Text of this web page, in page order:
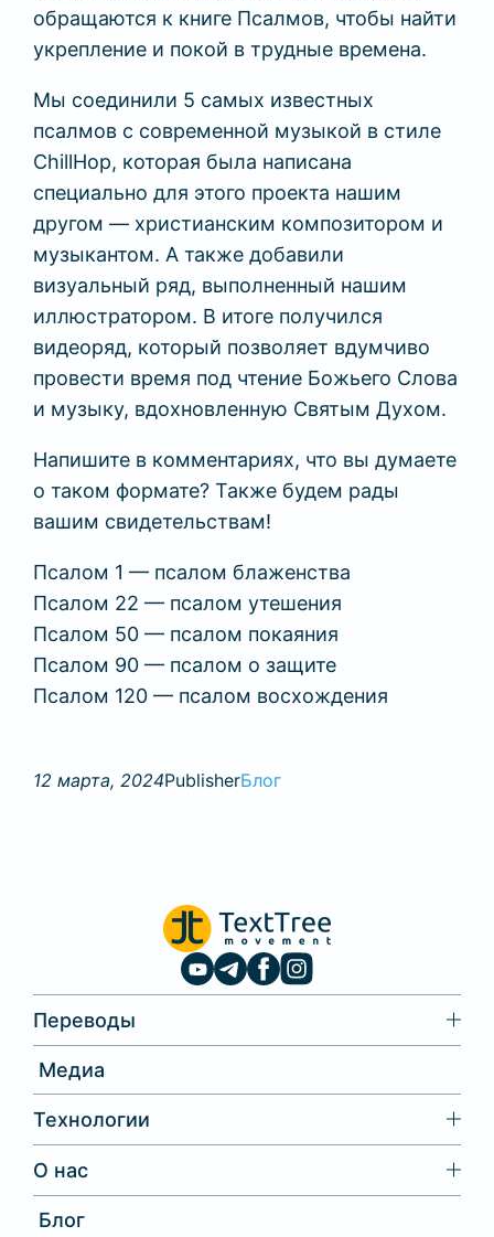
обращаются к книге Псалмов, чтобы найти
укрепление и покой в трудные времена.
Мы соединили 5 самых известных
псалмов с современной музыкой в стиле
ChillHop, которая была написана
специально для этого проекта нашим
другом — христианским композитором и
музыкантом. А также добавили
визуальный ряд, выполненный нашим
иллюстратором. В итоге получился
видеоряд, который позволяет вдумчиво
провести время под чтение Божьего Слова
и музыку, вдохновленную Святым Духом.
Напишите в комментариях, что вы думаете
о таком формате? Также будем рады
вашим свидетельствам!
Псалом 1 — псалом блаженства
Псалом 22 — псалом утешения
Псалом 50 — псалом покаяния
Псалом 90 — псалом о защите
Псалом 120 — псалом восхождения
12 марта, 2024PublisherБлог
Переводы
Медиа
Технологии
О нас
Блог